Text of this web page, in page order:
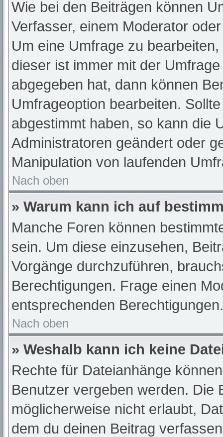
Wie bei den Beiträgen können
Verfasser, einem Moderator
Um eine Umfrage zu
dieser ist immer mit der
abgegeben hat, dann können
Umfrageoption bearbeiten.
abgestimmt haben, so kann die
Administratoren geändert oder
Manipulation von laufenden
Nach oben
» Warum kann ich auf
Manche Foren können
sein. Um diese einzusehen,
Vorgänge durchzuführen,
Berechtigungen. Frage einen
entsprechenden Berechtigungen.
Nach oben
» Weshalb kann ich keine
Rechte für Dateianhänge
Benutzer vergeben werden. Die
möglicherweise nicht erlaubt,
dem du deinen Beitrag